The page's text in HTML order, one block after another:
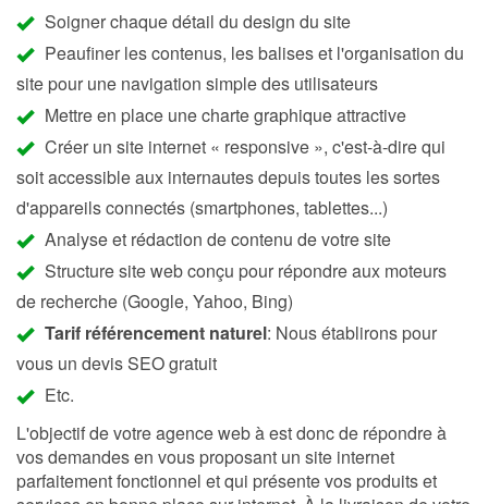
Soigner chaque détail du design du site
Peaufiner les contenus, les balises et l'organisation du
site pour une navigation simple des utilisateurs
Mettre en place une charte graphique attractive
Créer un site internet « responsive », c'est-à-dire qui
soit accessible aux internautes depuis toutes les sortes
d'appareils connectés (smartphones, tablettes...)
Analyse et rédaction de contenu de votre site
Structure site web conçu pour répondre aux moteurs
de recherche (Google, Yahoo, Bing)
Tarif référencement naturel: Nous établirons pour
vous un devis SEO gratuit
Etc.
L'objectif de votre agence web à est donc de répondre à
vos demandes en vous proposant un site internet
parfaitement fonctionnel et qui présente vos produits et